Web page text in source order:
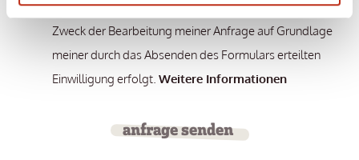
durch den datenschutzrechtlich Verantwortlichen zum
Zweck der Bearbeitung meiner Anfrage auf Grundlage
meiner durch das Absenden des Formulars erteilten
Einwilligung erfolgt. Weitere Informationen
anfrage senden